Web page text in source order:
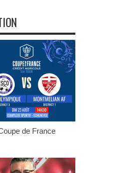
de France